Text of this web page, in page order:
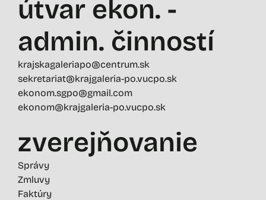
útvar ekon. -
admin. činností
krajskagaleriapo@centrum.sk
sekretariat@krajgaleria-po.vucpo.sk
ekonom.sgpo@gmail.com
ekonom@krajgaleria-po.vucpo.sk
zverejňovanie
Správy
Zmluvy
Faktúry